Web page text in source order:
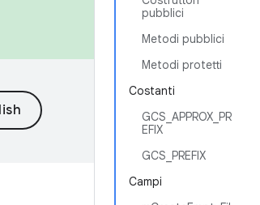
pubblici
Metodi pubblici
Metodi protetti
Costanti
GCS_APPROX_PR
EFIX
GCS_PREFIX
Campi